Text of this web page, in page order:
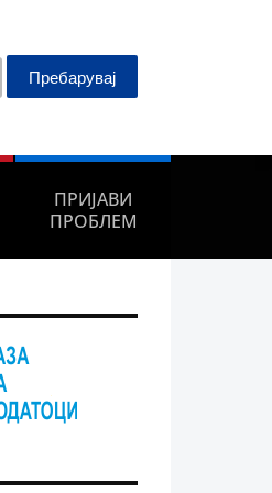
Пребарувај
ПРИЈАВИ
ПРОБЛЕМ